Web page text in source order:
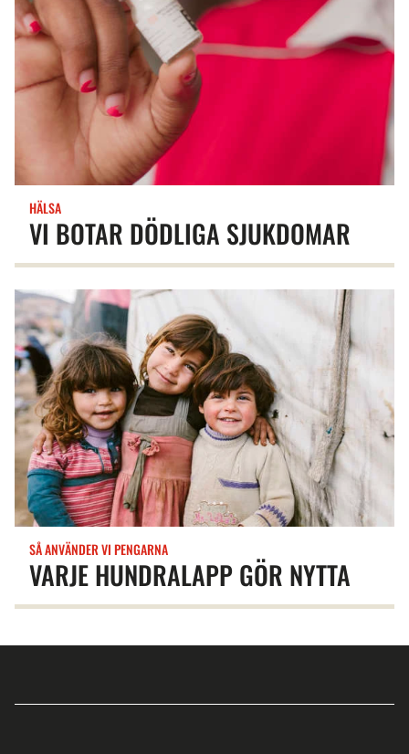
VI BOTAR DÖDLIGA SJUKDOMAR
HÄLSA
VARJE HUNDRALAPP GÖR NYTTA
SÅ ANVÄNDER VI PENGARNA